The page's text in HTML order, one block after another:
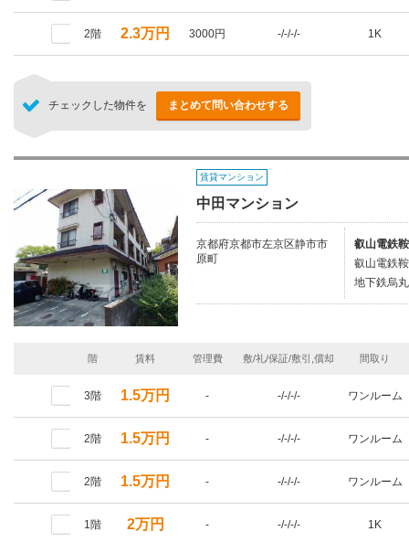
2階 2.3万円 3000円 -/-/-/- 1K
チェックした物件を まとめて問い合わせする
賃貸マンション
中田マンション
京都府京都市左京区静市市
原町
叡山電鉄
叡山電鉄
地下鉄烏
階 賃料 管理費 敷/礼/保証/敷引,償却 間取り
3階 1.5万円 - -/-/-/- ワンルーム
2階 1.5万円 - -/-/-/- ワンルーム
2階 1.5万円 - -/-/-/- ワンルーム
1階 2万円 - -/-/-/- 1K